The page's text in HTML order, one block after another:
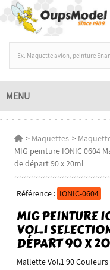
MENU
> Maquettes >
MIG peinture IONIC 0604
de départ 90 x 20ml
Référence : IONIC-0604
MIG PEINTURE
VOL.1
DÉPART 90 X
Mallette Vol.1 90